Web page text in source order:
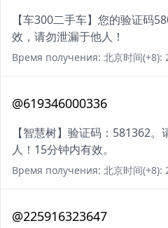
【车300二手车】您的验证码
效，请勿泄漏于他人！
Время получения: 北京时间(+8):
@619346000336
【智慧树】验证码：581362
人！15分钟内有效。
Время получения: 北京时间(+8):
@225916323647